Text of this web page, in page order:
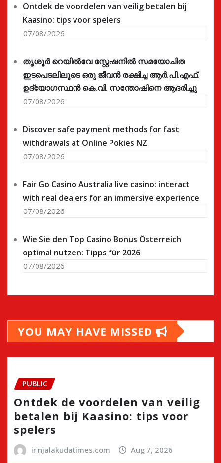
Ontdek de voordelen van veilig betalen bij
Kaasino: tips voor spelers
07/08/2026
തൃശൂർ റെയിൽവേ സ്റ്റേഷനിൽ സമയോചിത
ഇടപെടലിലൂടെ ഒരു ജീവൻ രക്ഷിച്ച ആർ.പി.എഫ്.
ഉദ്യോഗസ്ഥൻ കെ.വി. സന്തോഷിനെ ആദരിച്ചു
07/08/2026
Discover safe payment methods for fast
withdrawals at Online Pokies NZ
07/08/2026
Fair Go Casino Australia live casino: interact
with real dealers for an immersive experience
07/08/2026
Wie Sie den Top Casino Bonus Österreich
optimal nutzen: Tipps für 2026
07/08/2026
YOU MAY HAVE MISSED
PUBLIC
Ontdek de voordelen van veilig
betalen bij Kaasino: tips voor
spelers
irinjalakudatimes.com Aug 7, 2026